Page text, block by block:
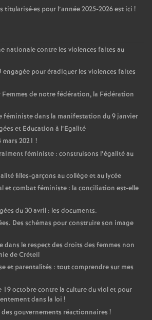
titularisé·es pour l’année 2025-2026 est ici !
nationale contre les violences faites au
engagée pour éradiquer les violences faites
Femmes de notre fédération, la Fédération
féministe dans la manifestation du 9 janvier
et Education à l’Egalité
2021 !
féministe : construisons l’égalité au
filles-garçons au collège et au lycée
et combat féministe : la conciliation est-elle
du 30 avril : les documents.
Des schémas pour construire son image
dans le respect des droits des femmes non
de Créteil
et parentalités : tout comprendre sur mes
19 octobre contre la culture du viol et pour
dans la loi !
gouvernements réactionnaires !